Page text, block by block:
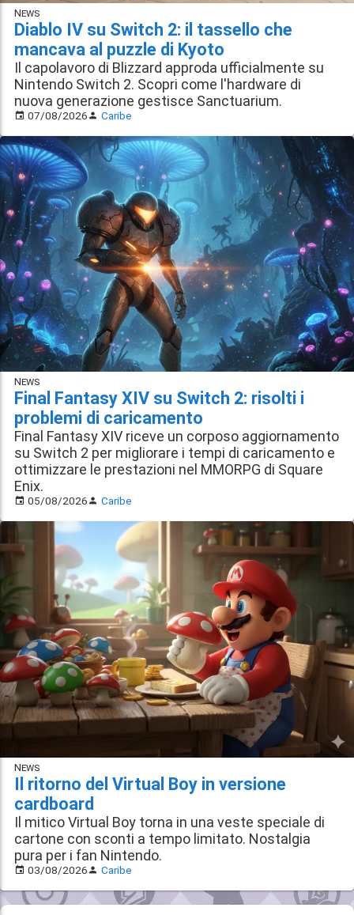
News
Diablo IV su Switch 2: il tassello che
mancava al puzzle di Kyoto
Il capolavoro di Blizzard approda ufficialmente su
Nintendo Switch 2. Scopri come l'hardware di
nuova generazione gestisce Sanctuarium.
07/08/2026 Caribe
News
Final Fantasy XIV su Switch 2: risolti i
problemi di caricamento
Final Fantasy XIV riceve un corposo aggiornamento
su Switch 2 per migliorare i tempi di caricamento e
ottimizzare le prestazioni nel MMORPG di Square
Enix.
05/08/2026 Caribe
News
Il ritorno del Virtual Boy in versione
cardboard
Il mitico Virtual Boy torna in una veste speciale di
cartone con sconti a tempo limitato. Nostalgia
pura per i fan Nintendo.
03/08/2026 Caribe